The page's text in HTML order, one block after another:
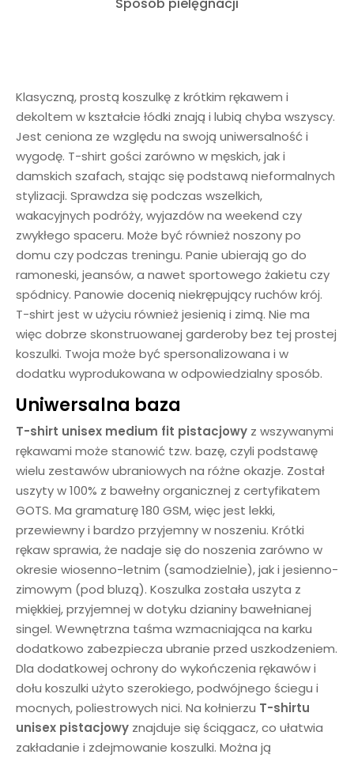
Klasyczną, prostą koszulkę z krótkim rękawem i
dekoltem w kształcie łódki znają i lubią chyba wszyscy.
Jest ceniona ze względu na swoją uniwersalność i
wygodę. T-shirt gości zarówno w męskich, jak i
damskich szafach, stając się podstawą nieformalnych
stylizacji. Sprawdza się podczas wszelkich,
wakacyjnych podróży, wyjazdów na weekend czy
zwykłego spaceru. Może być również noszony po
domu czy podczas treningu. Panie ubierają go do
ramoneski, jeansów, a nawet sportowego żakietu czy
spódnicy. Panowie docenią niekrępujący ruchów krój.
T-shirt jest w użyciu również jesienią i zimą. Nie ma
więc dobrze skonstruowanej garderoby bez tej prostej
koszulki. Twoja może być spersonalizowana i w
dodatku wyprodukowana w odpowiedzialny sposób.
Uniwersalna baza
T-shirt unisex medium fit pistacjowy z wszywanymi
rękawami może stanowić tzw. bazę, czyli podstawę
wielu zestawów ubraniowych na różne okazje. Został
uszyty w 100% z bawełny organicznej z certyfikatem
GOTS. Ma gramaturę 180 GSM, więc jest lekki,
przewiewny i bardzo przyjemny w noszeniu. Krótki
rękaw sprawia, że nadaje się do noszenia zarówno w
okresie wiosenno-letnim (samodzielnie), jak i jesienno-
zimowym (pod bluzą). Koszulka została uszyta z
miękkiej, przyjemnej w dotyku dzianiny bawełnianej
singel. Wewnętrzna taśma wzmacniająca na karku
dodatkowo zabezpiecza ubranie przed uszkodzeniem.
Dla dodatkowej ochrony do wykończenia rękawów i
dołu koszulki użyto szerokiego, podwójnego ściegu i
mocnych, poliestrowych nici. Na kołnierzu T-shirtu
unisex pistacjowy znajduje się ściągacz, co ułatwia
zakładanie i zdejmowanie koszulki. Można ją